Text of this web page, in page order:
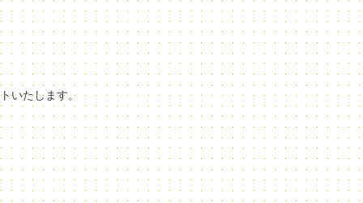
いたします。